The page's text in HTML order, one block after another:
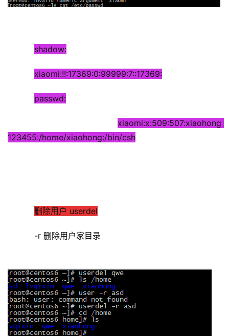
shadow:
xiaomi:!!:17369:0:99999:7::17369:
passwd:
xiaomi:x:509:507:xiaohong
123455:/home/xiaohong:/bin/csh
删除用户 userdel
    -r 删除用户家目录